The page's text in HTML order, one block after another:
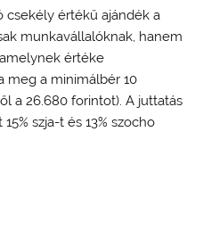
csekély értékű ajándék a
munkavállalóknak, hanem
értéke
meg a minimálbér 10
a 26.680 forintot). A juttatás
szja-t és 13% szocho